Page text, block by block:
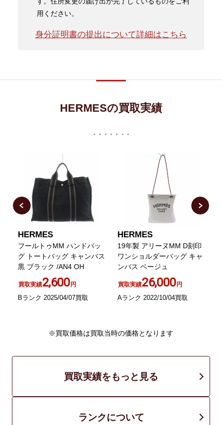
用ください。
身分証明書の提出について詳細はこちら
HERMESの買取実績
HERMES
フールトゥMM ハンドバッ
グ トートバッグ キャンバス
黒 ブラック /AN4 OH
買取実績2,600円
Bランク 2025/04/07買取
HERMES
19年製 アリーヌMM D刻印
ワンショルダーバッグ キャ
ンバス ベージュ
買取実績26,000円
Aランク 2022/10/04買取
※買取価格は買取当時の価格となります
買取実績をもっと見る
ランクについて